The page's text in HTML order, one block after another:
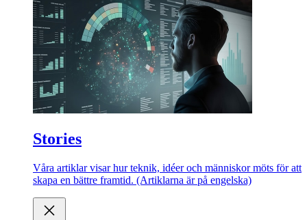
Stories
Våra artiklar visar hur teknik, idéer och människor möts för att
skapa en bättre framtid. (Artiklarna är på engelska)